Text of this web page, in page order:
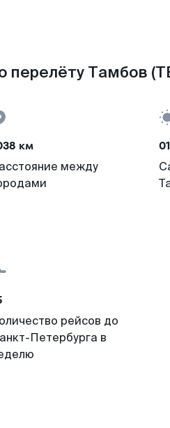
перелёту Тамбов
км
между
рейсов до
Петербурга в